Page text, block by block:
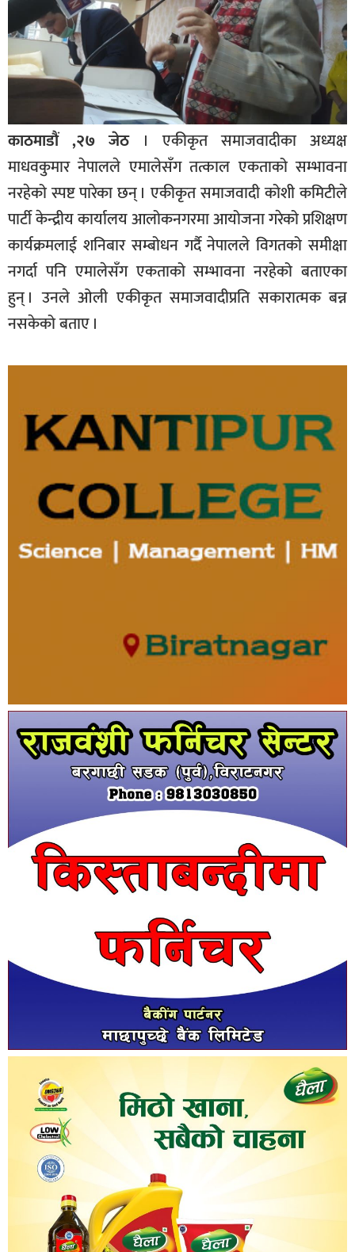
काठमाडौं ,२७ जेठ। एकीकृत समाजवादीका अध्यक्ष
माधवकुमार नेपालले एमालेसँग तत्काल एकताको सम्भावना
नरहेको स्पष्ट पारेका छन् । एकीकृत समाजवादी कोशी कमिटीले
पार्टी केन्द्रीय कार्यालय आलोकनगरमा आयोजना गरेको प्रशिक्षण
कार्यक्रमलाई शनिबार सम्बोधन गर्दै नेपालले विगतको समीक्षा
नगर्दा पनि एमालेसँग एकताको सम्भावना नरहेको बताएका
हुन् । उनले ओली एकीकृत समाजवादीप्रति सकारात्मक बन्न
नसकेको बताए ।